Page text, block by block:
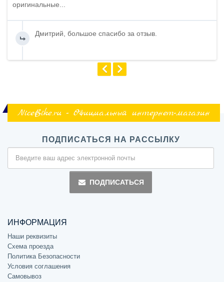
оригинальные...
Дмитрий, большое спасибо за отзыв.
NiceBike.ru - Официальный интернет-магазин
ПОДПИСАТЬСЯ НА РАССЫЛКУ
ПОДПИСАТЬСЯ
ИНФОРМАЦИЯ
Наши реквизиты
Схема проезда
Политика Безопасности
Условия соглашения
Самовывоз